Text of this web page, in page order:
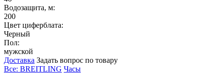
Водозащита, м:
200
Цвет циферблата:
Черный
Пол:
мужской
Доставка Задать вопрос по товару
Все: BREITLING Часы